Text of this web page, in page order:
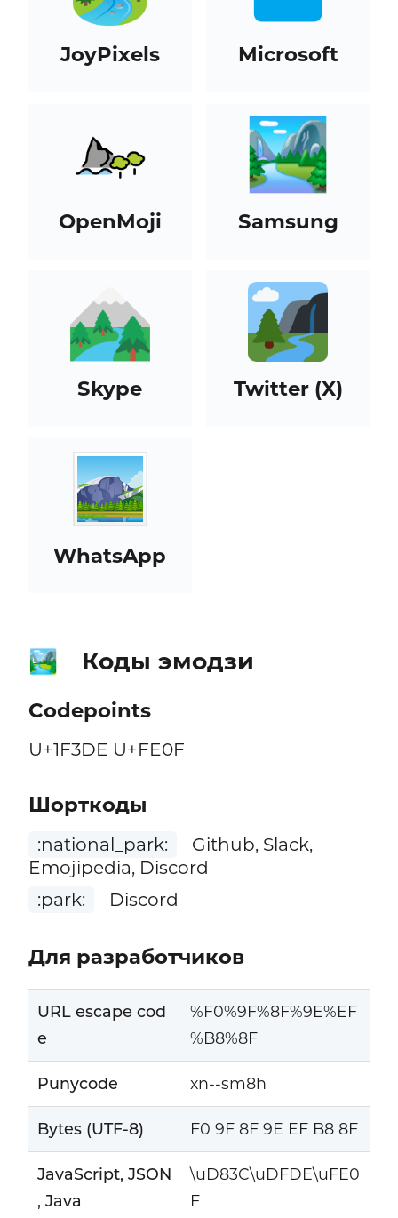
JoyPixels Microsoft
OpenMoji Samsung
Skype Twitter (X)
WhatsApp
🏞️ Коды эмодзи
Codepoints
U+1F3DE U+FE0F
Шорткоды
:national_park:
Github, Slack,
Emojipedia, Discord
:park:
Discord
Для разработчиков
URL escape cod
e
%F0%9F%8F%9E%EF
%B8%8F
Punycode xn--sm8h
Bytes (UTF-8) F0 9F 8F 9E EF B8 8F
JavaScript, JSON
, Java
\uD83C\uDFDE\uFE0
F